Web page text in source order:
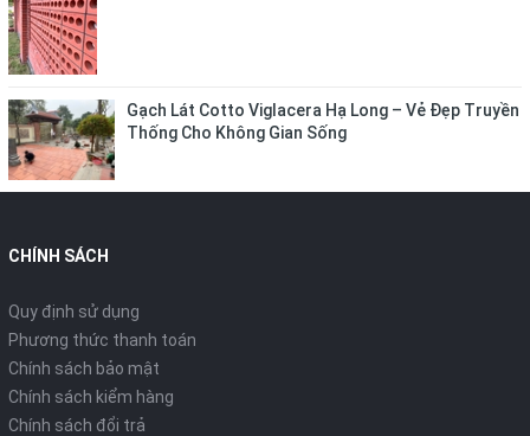
Gạch Lát Cotto Viglacera Hạ Long – Vẻ Đẹp Truyền
Thống Cho Không Gian Sống
CHÍNH SÁCH
Quy định sử dụng
Phương thức thanh toán
Chính sách bảo mật
Chính sách kiểm hàng
Chính sách đổi trả